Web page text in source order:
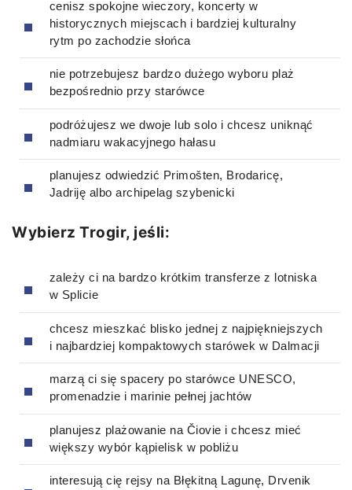
cenisz spokojne wieczory, koncerty w
historycznych miejscach i bardziej kulturalny
rytm po zachodzie słońca
nie potrzebujesz bardzo dużego wyboru plaż
bezpośrednio przy starówce
podróżujesz we dwoje lub solo i chcesz uniknąć
nadmiaru wakacyjnego hałasu
planujesz odwiedzić Primošten, Brodaricę,
Jadriję albo archipelag szybenicki
Wybierz Trogir, jeśli:
zależy ci na bardzo krótkim transferze z lotniska
w Splicie
chcesz mieszkać blisko jednej z najpiękniejszych
i najbardziej kompaktowych starówek w Dalmacji
marzą ci się spacery po starówce UNESCO,
promenadzie i marinie pełnej jachtów
planujesz plażowanie na Čiovie i chcesz mieć
większy wybór kąpielisk w pobliżu
interesują cię rejsy na Błękitną Lagunę, Drvenik